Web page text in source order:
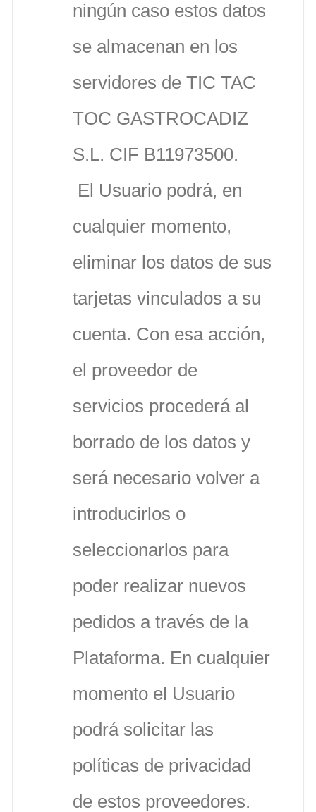
ningún caso estos datos
se almacenan en los
servidores de TIC TAC
TOC GASTROCADIZ
S.L. CIF B11973500.
El Usuario podrá, en
cualquier momento,
eliminar los datos de sus
tarjetas vinculados a su
cuenta. Con esa acción,
el proveedor de
servicios procederá al
borrado de los datos y
será necesario volver a
introducirlos o
seleccionarlos para
poder realizar nuevos
pedidos a través de la
Plataforma. En cualquier
momento el Usuario
podrá solicitar las
políticas de privacidad
de estos proveedores.